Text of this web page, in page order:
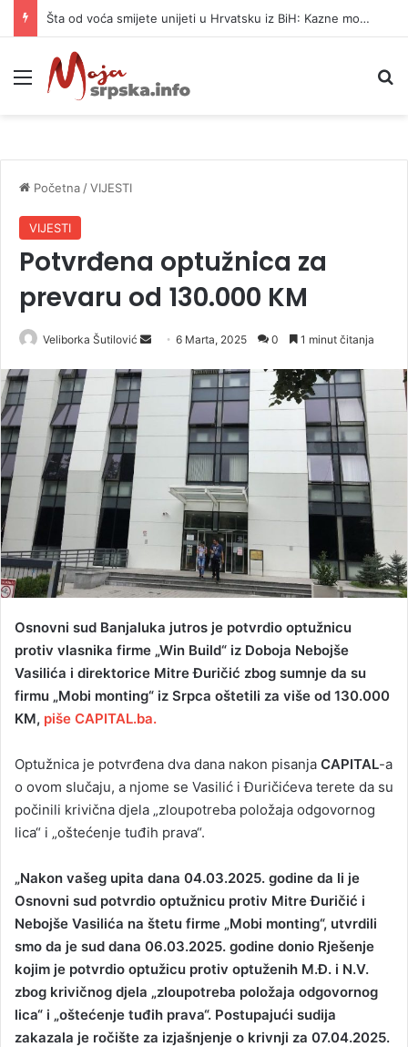
Šta od voća smijete unijeti u Hrvatsku iz BiH: Kazne mogu dostići 13.260 evra
Meni
Početna /VIJESTI
VIJESTI
Potvrđena optužnica za
prevaru od 130.000 KM
Veliborka Šutilović 6 Marta, 2025 0 1 minut čitanja
Osnovni sud Banjaluka jutros je potvrdio optužnicu
protiv vlasnika firme „Win Build“ iz Doboja Nebojše
Vasilića i direktorice Mitre Đuričić zbog sumnje da su
firmu „Mobi monting“ iz Srpca oštetili za više od 130.000
KM, piše CAPITAL.ba.
Optužnica je potvrđena dva dana nakon pisanja CAPITAL-a
o ovom slučaju, a njome se Vasilić i Đuričićeva terete da su
počinili krivična djela „zloupotreba položaja odgovornog
lica“ i „oštećenje tuđih prava“.
„Nakon vašeg upita dana 04.03.2025. godine da li je
Osnovni sud potvrdio optužnicu protiv Mitre Đuričić i
Nebojše Vasilića na štetu firme „Mobi monting“, utvrdili
smo da je sud dana 06.03.2025. godine donio Rješenje
kojim je potvrdio optužicu protiv optuženih M.Đ. i N.V.
zbog krivičnog djela „zloupotreba položaja odgovornog
lica“ i „oštećenje tuđih prava“. Postupajući sudija
zakazala je ročište za izjašnjenje o krivnji za 07.04.2025.